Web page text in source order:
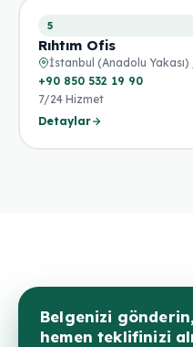
5
Rıhtım Ofis
İstanbul (Anadolu Yakası)
+90 850 532 19 90
7/24 Hizmet
Detaylar
Belgenizi gönderin,
hemen teklifinizi